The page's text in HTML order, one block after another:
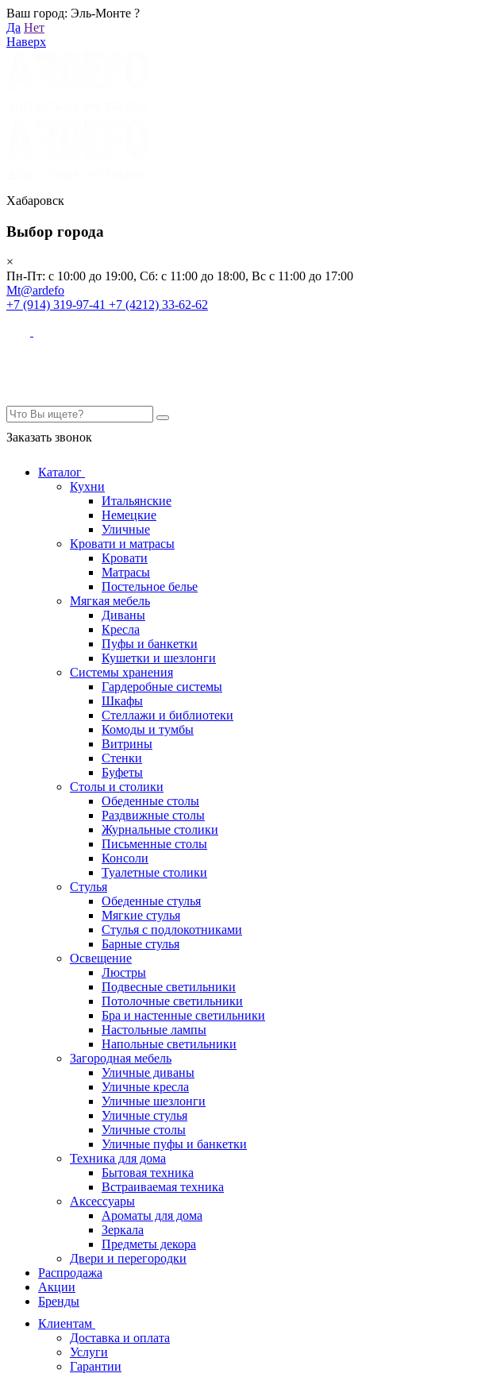
Ваш город: Эль-Монте ?
Да Нет
Наверх
Хабаровск
Выбор города
×
Пн-Пт: с 10:00 до 19:00, Сб: с 11:00 до 18:00, Вс с 11:00 до 17:00
Mt@ardefo
+7 (914) 319-97-41 +7 (4212) 33-62-62
Заказать звонок
Каталог
Кухни
Итальянские
Немецкие
Уличные
Кровати и матрасы
Кровати
Матрасы
Постельное белье
Мягкая мебель
Диваны
Кресла
Пуфы и банкетки
Кушетки и шезлонги
Системы хранения
Гардеробные системы
Шкафы
Стеллажи и библиотеки
Комоды и тумбы
Витрины
Стенки
Буфеты
Столы и столики
Обеденные столы
Раздвижные столы
Журнальные столики
Письменные столы
Консоли
Туалетные столики
Стулья
Обеденные стулья
Мягкие стулья
Стулья с подлокотниками
Барные стулья
Освещение
Люстры
Подвесные светильники
Потолочные светильники
Бра и настенные светильники
Настольные лампы
Напольные светильники
Загородная мебель
Уличные диваны
Уличные кресла
Уличные шезлонги
Уличные стулья
Уличные столы
Уличные пуфы и банкетки
Техника для дома
Бытовая техника
Встраиваемая техника
Аксессуары
Ароматы для дома
Зеркала
Предметы декора
Двери и перегородки
Распродажа
Акции
Бренды
Клиентам
Доставка и оплата
Услуги
Гарантии
Бренды
Клиентам
О компании
Хабаровск
Пн-Пт: с 10:00 до 19:00, Сб: с 11:00 до 18:00, Вс с 11:00 до 17:00
Mt@ardefo